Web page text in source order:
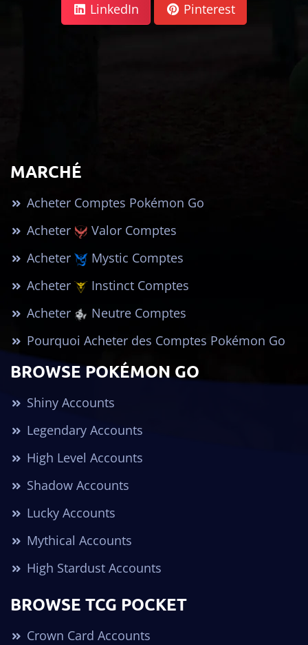
LinkedIn Pinterest
MARCHÉ
Acheter Comptes Pokémon Go
Acheter
Valor Comptes
Acheter
Mystic Comptes
Acheter
Instinct Comptes
Acheter
Neutre Comptes
Pourquoi Acheter des Comptes Pokémon Go
BROWSE POKÉMON GO
Shiny Accounts
Legendary Accounts
High Level Accounts
Shadow Accounts
Lucky Accounts
Mythical Accounts
High Stardust Accounts
BROWSE TCG POCKET
Crown Card Accounts